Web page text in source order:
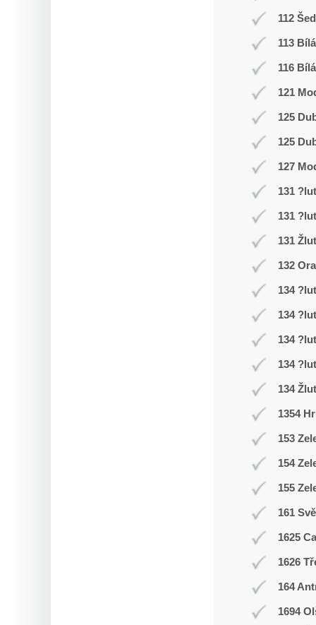
112
113 Bílá
116 Bílá
121
125
125
127
131 ?lut
131 ?lut
131
132
134 ?lut
134 ?lut
134 ?lut
134 ?lut
134
1354
153
154
155
161
1625
1626
164
1694